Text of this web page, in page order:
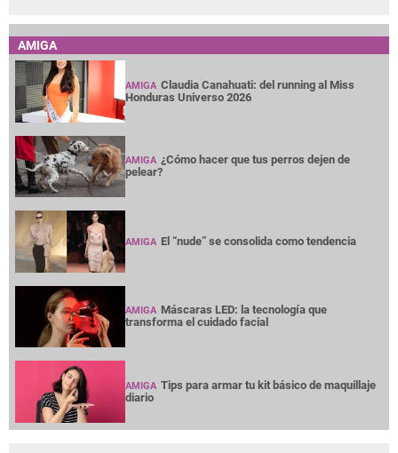
AMIGA
AMIGA Claudia Canahuati: del running al Miss
Honduras Universo 2026
AMIGA ¿Cómo hacer que tus perros dejen de
pelear?
AMIGA El “nude” se consolida como tendencia
AMIGA Máscaras LED: la tecnología que
transforma el cuidado facial
AMIGA Tips para armar tu kit básico de maquillaje
diario